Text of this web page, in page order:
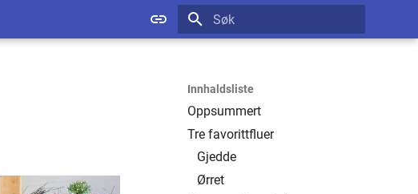
Innhaldsliste
Oppsummert
Tre favorittfluer
Gjedde
Ørret